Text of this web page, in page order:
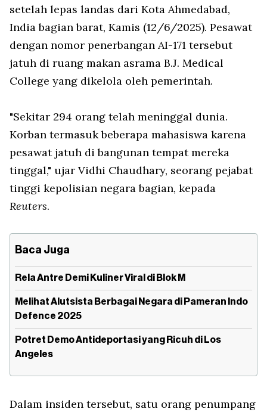
setelah lepas landas dari Kota Ahmedabad,
India bagian barat, Kamis (12/6/2025). Pesawat
dengan nomor penerbangan AI-171 tersebut
jatuh di ruang makan asrama B.J. Medical
College yang dikelola oleh pemerintah.
"Sekitar 294 orang telah meninggal dunia.
Korban termasuk beberapa mahasiswa karena
pesawat jatuh di bangunan tempat mereka
tinggal," ujar Vidhi Chaudhary, seorang pejabat
tinggi kepolisian negara bagian, kepada
Reuters.
Baca Juga
Rela Antre Demi Kuliner Viral di Blok M
Melihat Alutsista Berbagai Negara di Pameran Indo
Defence 2025
Potret Demo Antideportasi yang Ricuh di Los
Angeles
Dalam insiden tersebut, satu orang penumpang